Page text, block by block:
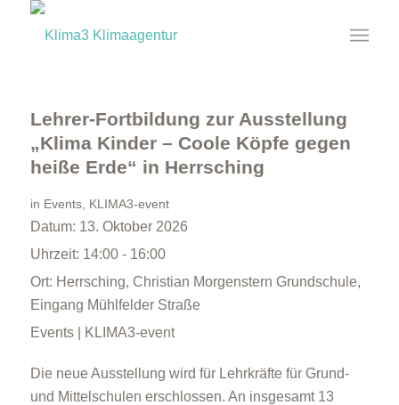
Lehrer-Fortbildung zur Ausstellung
„Klima Kinder – Coole Köpfe gegen
heiße Erde“ in Herrsching
in Events, KLIMA3-event
Datum: 13. Oktober 2026
Uhrzeit: 14:00 - 16:00
Ort: Herrsching, Christian Morgenstern Grundschule,
Eingang Mühlfelder Straße
Events | KLIMA3-event
Die neue Ausstellung wird für Lehrkräfte für Grund-
und Mittelschulen erschlossen. An insgesamt 13